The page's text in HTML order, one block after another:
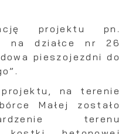
projektu pn.
na działce nr 26
pieszojezdni do
na terenie
Małej zostało
terenu